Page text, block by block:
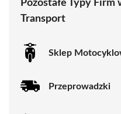
Pozostałe Typy
Transport
Sklep
Przeprowadzki